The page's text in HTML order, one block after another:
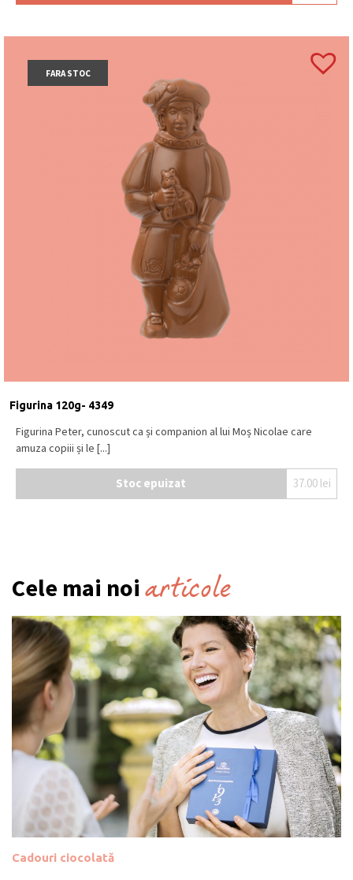
FARA STOC
Figurina 120g- 4349
Figurina Peter, cunoscut ca și companion al lui Moș Nicolae care
amuza copiii și le [...]
Stoc epuizat 37.00 lei
Cele mai noi articole
Cadouri ciocolată